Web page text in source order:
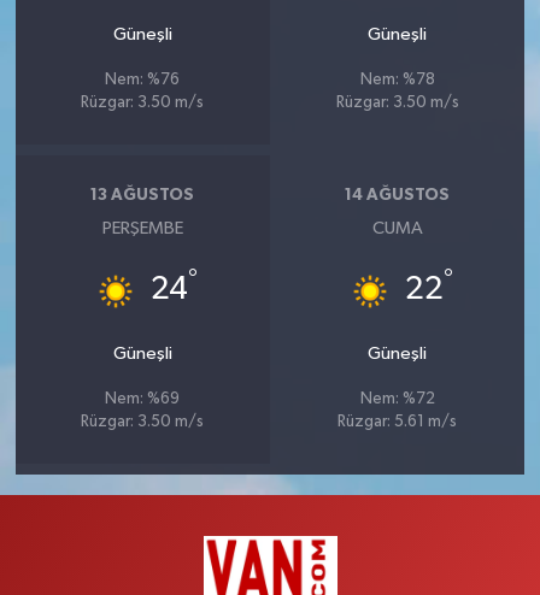
Güneşli
Nem: %76
Rüzgar: 3.50 m/s
Güneşli
Nem: %78
Rüzgar: 3.50 m/s
13 AĞUSTOS
PERŞEMBE
24°
Güneşli
Nem: %69
Rüzgar: 3.50 m/s
14 AĞUSTOS
CUMA
22°
Güneşli
Nem: %72
Rüzgar: 5.61 m/s